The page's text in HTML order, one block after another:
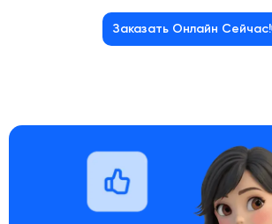
Заказать Онлайн Сейчас!